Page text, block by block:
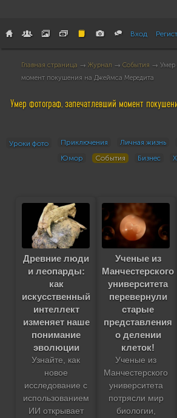
Вход
Главная страница → Журнал → События → Умер
момент покушения на Джеймса Мередита
Умер фотограф, запечатлевший момент
Уроки фото Приключения Личная жизнь
Юмор
События Бизнес
Древние люди
и леопарды:
как
искусственный
интеллект
изменяет наше
понимание
эволюции
Узнайте, как
новое
исследование с
использованием
ИИ открывает
Ученые из
Манчестерского
университета
перевернули
старые
представления
о делении
клеток!
Ученые из
Манчестерского
университета
потрясли мир
биологии,